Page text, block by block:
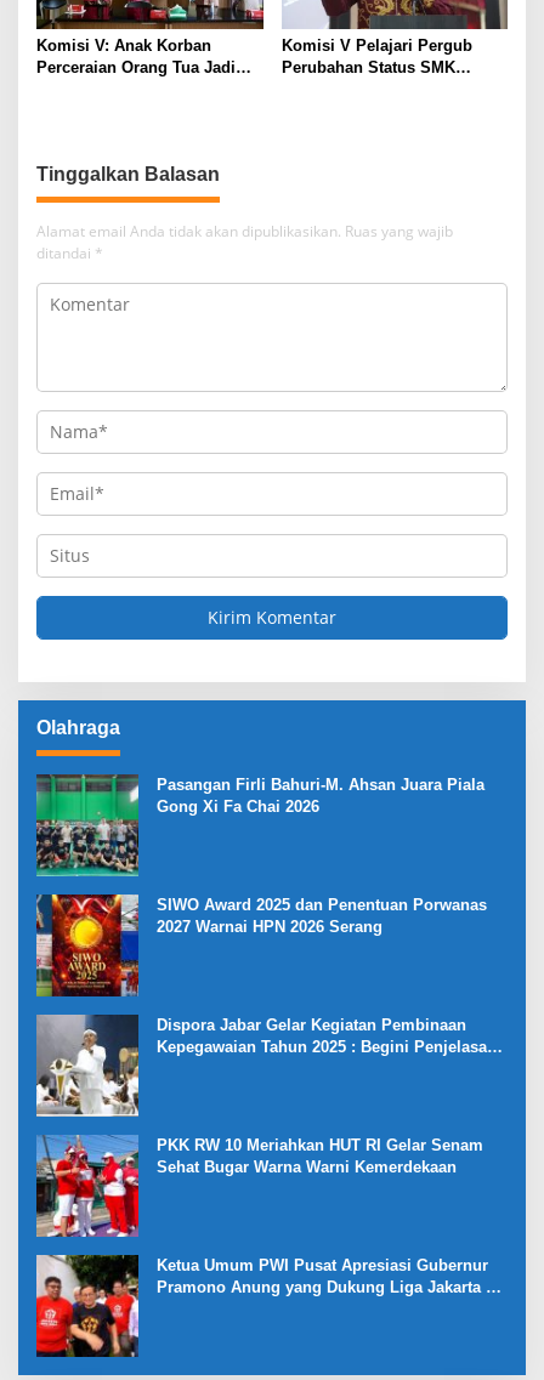
Komisi V: Anak Korban
Perceraian Orang Tua Jadi
Komisi V Pelajari Pergub
Perubahan Status SMK
Tinggalkan Balasan
Alamat email Anda tidak akan dipublikasikan. Ruas yang wajib
ditandai *
Olahraga
Pasangan Firli Bahuri-M. Ahsan Juara Piala
Gong Xi Fa Chai 2026
SIWO Award 2025 dan Penentuan Porwanas
2027 Warnai HPN 2026 Serang
Dispora Jabar Gelar Kegiatan Pembinaan
Kepegawaian Tahun 2025 : Begini Penjelasan
PKK RW 10 Meriahkan HUT RI Gelar Senam
Sehat Bugar Warna Warni Kemerdekaan
Ketua Umum PWI Pusat Apresiasi Gubernur
Pramono Anung yang Dukung Liga Jakarta U-